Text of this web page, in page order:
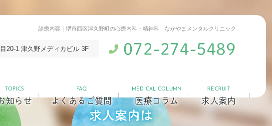
診療内容｜堺市西区津久野町の心療内科・精神科｜なかやまメンタルクリニック
20-1 津久野メディカビル 3F 072-274-5489
TOPICS
知らせ
FAQ
よくあるご質問
MEDICAL COLUMN
医療コラム
RECRUIT
求人案内